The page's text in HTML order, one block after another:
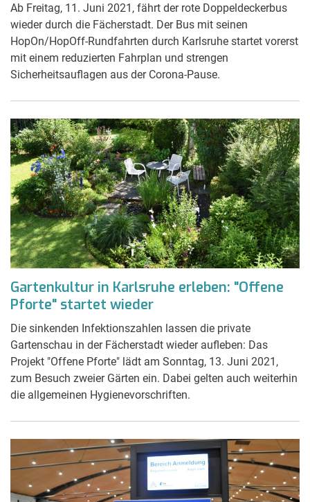
Ab Freitag, 11. Juni 2021, fährt der rote Doppeldeckerbus
wieder durch die Fächerstadt. Der Bus mit seinen
HopOn/HopOff-Rundfahrten durch Karlsruhe startet vorerst
mit einem reduzierten Fahrplan und strengen
Sicherheitsauflagen aus der Corona-Pause.
Gartenkultur in Karlsruhe erleben: "Offene
Pforte" startet wieder
Die sinkenden Infektionszahlen lassen die private
Gartenschau in der Fächerstadt wieder aufleben: Das
Projekt "Offene Pforte" lädt am Sonntag, 13. Juni 2021,
zum Besuch zweier Gärten ein. Dabei gelten auch weiterhin
die allgemeinen Hygienevorschriften.